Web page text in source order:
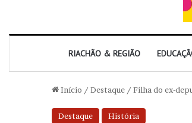
RIACHÃO & REGIÃO
Início / Destaque / Filha do ex-
Destaque História